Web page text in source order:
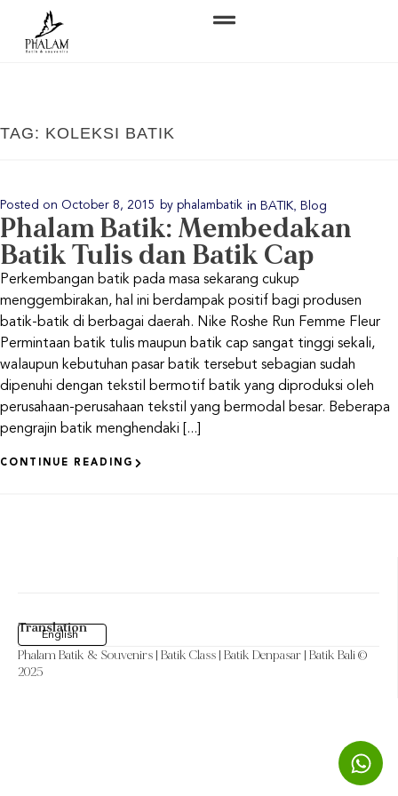
TAG: KOLEKSI BATIK
Posted on October 8, 2015 by phalambatik in BATIK Blog
Phalam Batik: Membedakan
Batik Tulis dan Batik Cap
Perkembangan batik pada masa sekarang cukup
menggembirakan, hal ini berdampak positif bagi produsen
batik-batik di berbagai daerah. Nike Roshe Run Femme Fleur
Permintaan batik tulis maupun batik cap sangat tinggi sekali,
walaupun kebutuhan pasar batik tersebut sebagian sudah
dipenuhi dengan tekstil bermotif batik yang diproduksi oleh
perusahaan-perusahaan tekstil yang bermodal besar. Beberapa
pengrajin batik menghendaki [...]
CONTINUE READING
Translation
English
Phalam Batik & Souvenirs | Batik Class | Batik Denpasar | Batik Bali ©
2025